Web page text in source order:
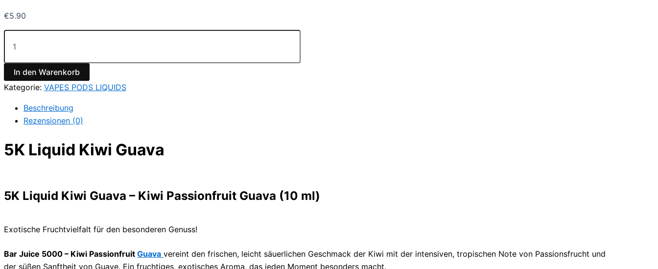
€5.90
5K
Liquid
Guava
Menge
In den Warenkorb
Kategorie: VAPES PODS LIQUIDS
Beschreibung
Rezensionen (0)
5K Liquid Kiwi Guava
5K Liquid Kiwi Guava – Kiwi Passionfruit Guava (10 ml)
Exotische Fruchtvielfalt für den besonderen Genuss!
Bar Juice 5000 – Kiwi Passionfruit Guava vereint den frischen, leicht säuerlichen Geschmack der Kiwi mit der intensiven, tropischen Note von Passionsfrucht und
der süßen Sanftheit von Guave. Ein fruchtiges, exotisches Aroma, das jeden Moment besonders macht.